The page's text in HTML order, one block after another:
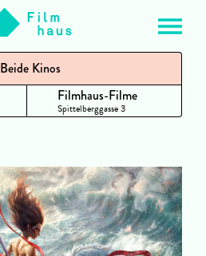
Beide Kinos
Filmhaus-Filme
Spittelberggasse 3